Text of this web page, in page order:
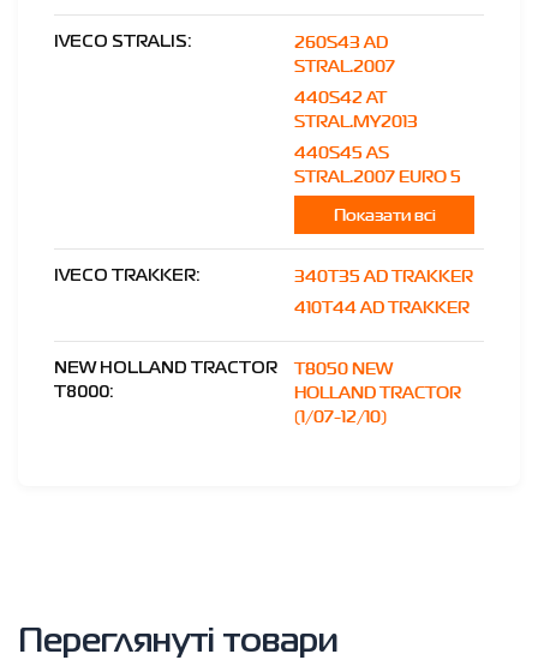
IVECO STRALIS:
260S43 AD
STRAL.2007
440S42 AT
STRAL.MY2013
440S45 AS
STRAL.2007 EURO 5
Показати всі
IVECO TRAKKER:
340T35 AD TRAKKER
410T44 AD TRAKKER
NEW HOLLAND TRACTOR
T8000:
T8050 NEW
HOLLAND TRACTOR
(1/07-12/10)
Переглянуті товари